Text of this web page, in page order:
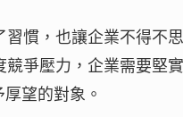
慣，也讓企業不得不
爭壓力，企業需要堅
望的對象。